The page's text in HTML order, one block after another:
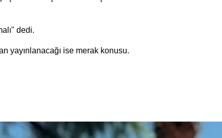
dedi.
yayınlanacağı ise merak konusu.